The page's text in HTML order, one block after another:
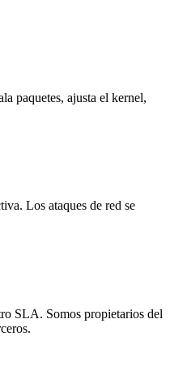
paquetes, ajusta el kernel,
Los ataques de red se
SLA. Somos propietarios del